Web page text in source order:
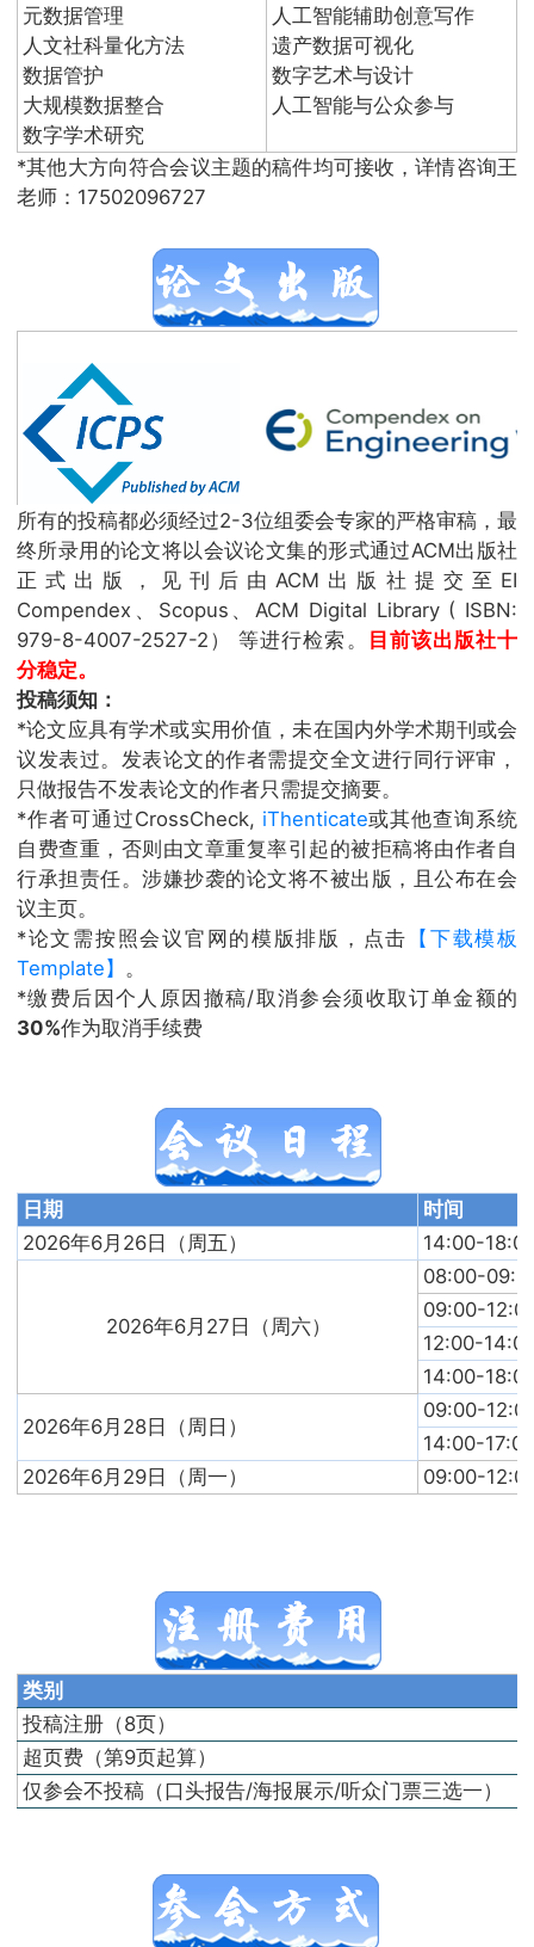
元数据管理
人文社科量化方法
数据管护
大规模数据整合
数字学术研究
人工智能辅助创意写作
遗产数据可视化
数字艺术与设计
人工智能与公众参与
*其他大方向符合会议主题的稿件均可接收，详情咨询王
老师：17502096727
所有的投稿都必须经过2-3位组委会专家的严格审稿，最
终所录用的论文将以会议论文集的形式通过ACM出版社
正式出版，见刊后由ACM出版社提交至EI
Compendex、Scopus、ACM Digital Library ( ISBN:
979-8-4007-2527-2） 等进行检索。
目前该出版社十
分稳定。
投稿须知：
*论文应具有学术或实用价值，未在国内外学术期刊或会
议发表过。发表论文的作者需提交全文进行同行评审，
只做报告不发表论文的作者只需提交摘要。
*作者可通过CrossCheck, iThenticate或其他查询系统
自费查重，否则由文章重复率引起的被拒稿将由作者自
行承担责任。涉嫌抄袭的论文将不被出版，且公布在会
议主页。
*论文需按照会议官网的模版排版，点击
【下载模板
Template】 。
*缴费后因个人原因撤稿/取消参会须收取订单金额的
30%作为取消手续费
日期
时间
2026年6月26日（周五）
14:00-
2026年6月27日（周六）
08:00-
09:00-
12:00-
14:00-
2026年6月28日（周日）
09:00-
14:00-17:00
2026年6月29日（周一）
09:00-
类别
投稿注册（8页）
超页费（第9页起算）
仅参会不投稿（口头报告/海报展示/听众门票三选一）